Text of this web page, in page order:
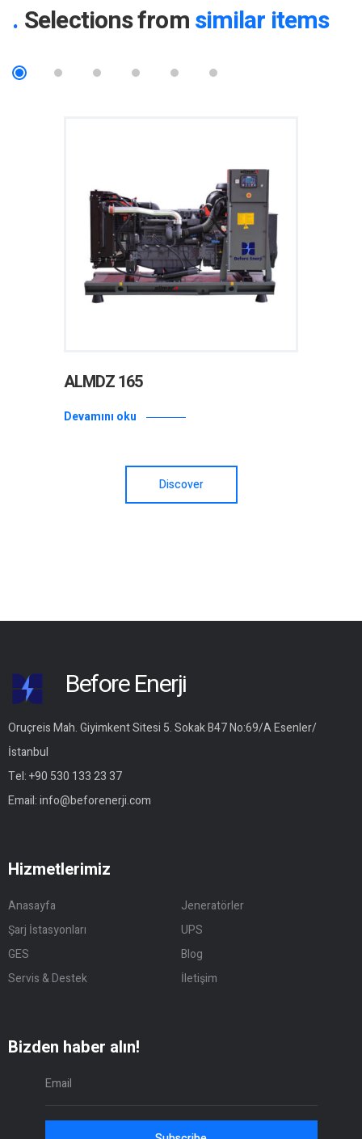
Selections fromsimilar items
ALMDZ 165
Devamını oku
Discover
Before Enerji
Oruçreis Mah. Giyimkent Sitesi 5. Sokak B47 No:69/A Esenler/
İstanbul
Tel:+90 530 133 23 37
Email:info@beforenerji.com
Hizmetlerimiz
Anasayfa
Jeneratörler
Şarj İstasyonları
UPS
GES
Blog
Servis & Destek
İletişim
Bizden haber alın!